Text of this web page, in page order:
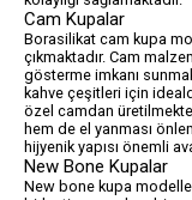
Cam Kupalar
Borasilikat cam kupa
çıkmaktadır. Cam
gösterme imkanı
kahve çeşitleri için
özel camdan
hem de el yanması
hijyenik yapısı önemli
New Bone Kupalar
New bone kupa